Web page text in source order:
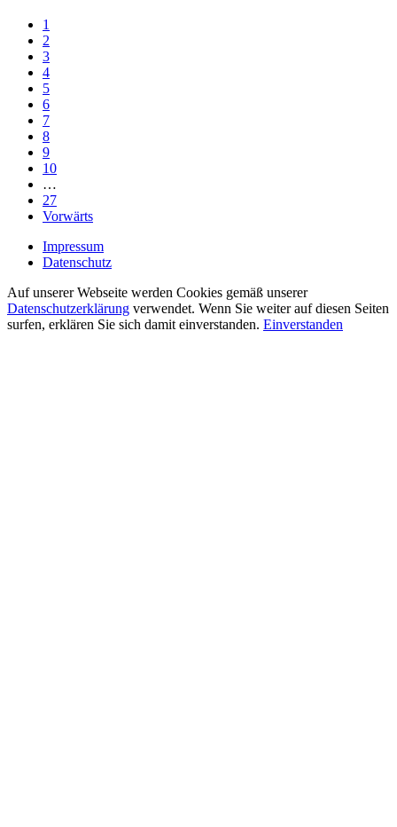
1
2
3
4
5
6
7
8
9
10
…
27
Vorwärts
Impressum
Datenschutz
Auf unserer Webseite werden Cookies gemäß unserer
Datenschutzerklärung verwendet. Wenn Sie weiter auf diesen Seiten
surfen, erklären Sie sich damit einverstanden. Einverstanden